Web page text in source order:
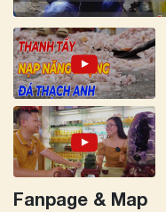
Fanpage & Map